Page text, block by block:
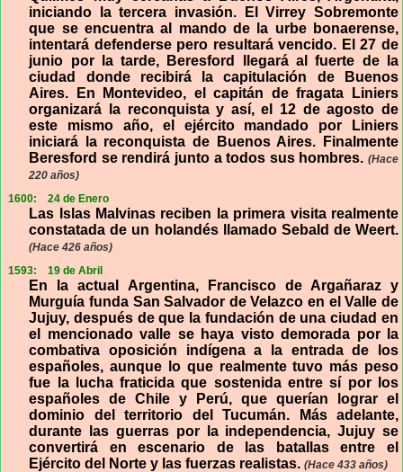
iniciando la tercera invasión. El Virrey Sobremonte
que se encuentra al mando de la urbe bonaerense,
intentará defenderse pero resultará vencido. El 27 de
junio por la tarde, Beresford llegará al fuerte de la
ciudad donde recibirá la capitulación de Buenos
Aires. En Montevideo, el capitán de fragata Liniers
organizará la reconquista y así, el 12 de agosto de
este mismo año, el ejército mandado por Liniers
iniciará la reconquista de Buenos Aires. Finalmente
Beresford se rendirá junto a todos sus hombres. (Hace
220 años)
1600:
24 de Enero
Las Islas Malvinas reciben la primera visita realmente
constatada de un holandés llamado Sebald de Weert.
(Hace 426 años)
1593:
19 de Abril
En la actual Argentina, Francisco de Argañaraz y
Murguía funda San Salvador de Velazco en el Valle de
Jujuy, después de que la fundación de una ciudad en
el mencionado valle se haya visto demorada por la
combativa oposición indígena a la entrada de los
españoles, aunque lo que realmente tuvo más peso
fue la lucha fraticida que sostenida entre sí por los
españoles de Chile y Perú, que querían lograr el
dominio del territorio del Tucumán. Más adelante,
durante las guerras por la independencia, Jujuy se
convertirá en escenario de las batallas entre el
Ejército del Norte y las fuerzas realistas.(Hace 433 años)